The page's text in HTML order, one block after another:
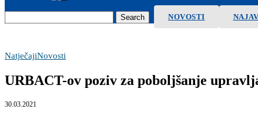
Search NOVOSTI
NatječajiNovosti
URBACT-ov poziv za poboljšanje
30.03.2021